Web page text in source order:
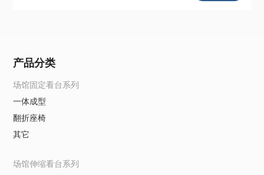
产品分类
场馆固定看台系列
一体成型
翻折座椅
其它
场馆伸缩看台系列